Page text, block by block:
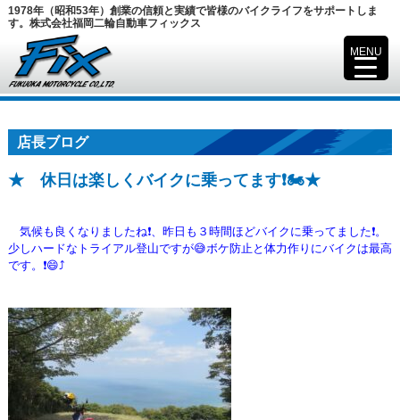
1978年（昭和53年）創業の信頼と実績で皆様のバイクライフをサポートしま
す。株式会社福岡二輪自動車フィックス
店長ブログ
★ 休日は楽しくバイクに乗ってます❗🏍️★
気候も良くなりましたね❗、昨日も３時間ほどバイクに乗ってました❗。
少しハードなトライアル登山ですが😅ボケ防止と体力作りにバイクは最高
です。❗😄⤴️
MENU
▼